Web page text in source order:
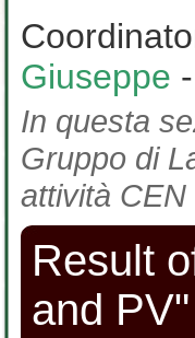
Giuseppe
In questa
Gruppo di
attività
Result
and